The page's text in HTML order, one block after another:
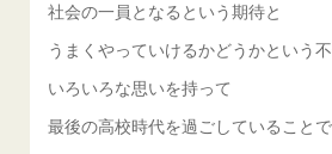
社会の一員となるという期待と
うまくやっていけるかどうかという
いろいろな思いを持って
最後の高校時代を過ごしていることで